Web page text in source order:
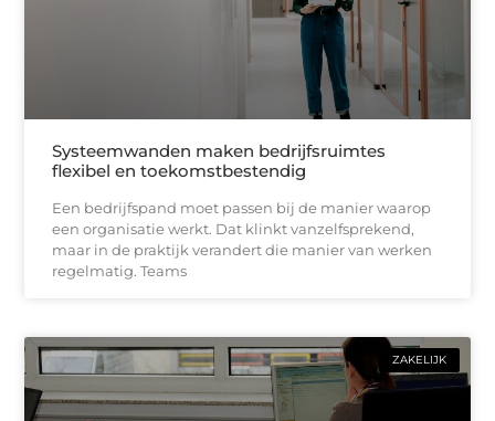
Systeemwanden maken bedrijfsruimtes
flexibel en toekomstbestendig
Een bedrijfspand moet passen bij de manier waarop
een organisatie werkt. Dat klinkt vanzelfsprekend,
maar in de praktijk verandert die manier van werken
regelmatig. Teams
ZAKELIJK